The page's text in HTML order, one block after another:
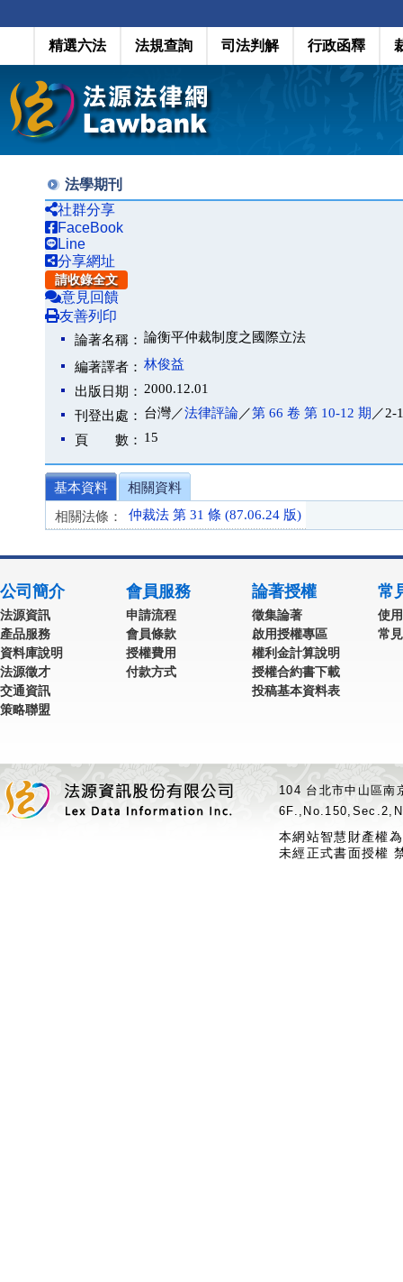
精選六法 法規查詢 司法判解 行政函釋
法學期刊
社群分享
FaceBook
Line
分享網址
請收錄全文
意見回饋
友善列印
論著名稱： 論衡平仲裁制度之國際立法
編著譯者： 林俊益
出版日期： 2000.12.01
刊登出處： 台灣／法律評論／第 66 卷 第 10-12 期 ／2-
頁 數： 15
基本資料
相關資料
相關法條：
仲裁法 第 31 條 (87.06.24 版)
公司簡介
法源資訊
產品服務
資料庫說明
法源徵才
交通資訊
策略聯盟
會員服務
申請流程
會員條款
授權費用
付款方式
論著授權
徵集論著
啟用授權專區
權利金計算說明
授權合約書下載
投稿基本資料表
常
使
常
104 台北市中山區
本網站智慧財產權
未經正式書面授權